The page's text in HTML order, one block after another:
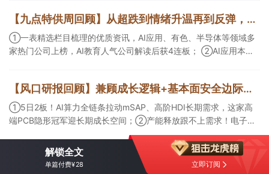
等方面具有丰富经验，具备承接细胞与基因治疗产品商业化受托生
产的合规资质，这家公司获净买入。
【九点特供周回顾】从超跌到情绪升温再到反弹，栏目梳理AI应用题材逻辑，AI教育人气公司解读后获4连板
①一表精选栏目梳理的优质资讯，AI应用、有色、半导体等领域多
家热门公司上榜，AI教育人气公司解读后获4连板； ②AI应用本周
角前瞻产业供需情况，提及2家核心公司双双涨停。
【风口研报回顾】兼顾成长逻辑+基本面安全边际！王牌自营前瞻覆盖“pcb+MLCC+电子布”，梳理AI产业链优质标的“深坑起跳”
①5日2板！AI算力全链条拉动mSAP、高阶HDI长期需求，这家高
端PCB隐形冠军迎长期成长空间；②产能释放跟不上需求！电子布
未来3年缺口难消，深坑之际再梳理行业逻辑，人气龙头涨超3成；
③AI服务器、机器人带动MLCC景气周期持续！这家公司扩产、涨
价预期暂未被市场定价，王牌自营前瞻捕捉“预期差”，3日大涨
解锁全文
单篇付费¥28 立即订阅